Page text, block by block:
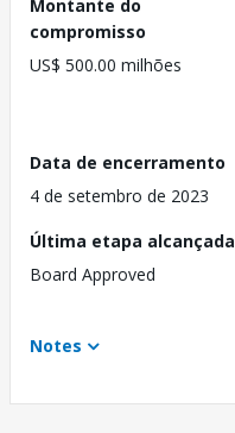
Montante do
compromisso
US$ 500.00 milhões
Data de encerramento
4 de setembro de 2023
Última etapa alcançada
Board Approved
Notes